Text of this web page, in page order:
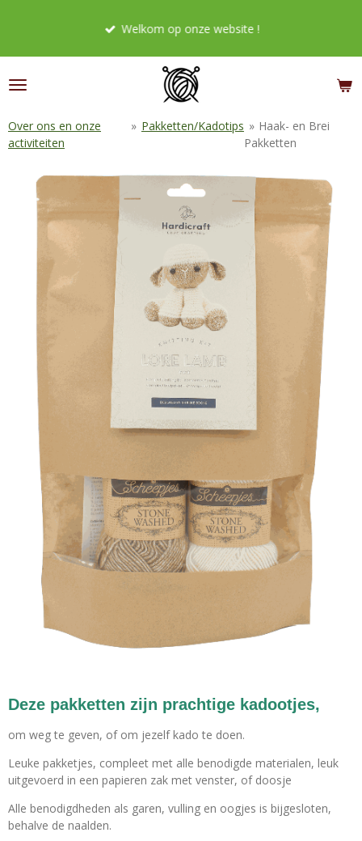
hoofdinhoud
Welkom op onze website !
Over ons en onze
activiteiten
» Pakketten/Kadotips » Haak- en Brei
Pakketten
Deze pakketten zijn prachtige kadootjes,
om weg te geven, of om jezelf kado te doen.
Leuke pakketjes, compleet met alle benodigde materialen, leuk
uitgevoerd in een papieren zak met venster, of doosje
Alle benodigdheden als garen, vulling en oogjes is bijgesloten,
behalve de naalden.